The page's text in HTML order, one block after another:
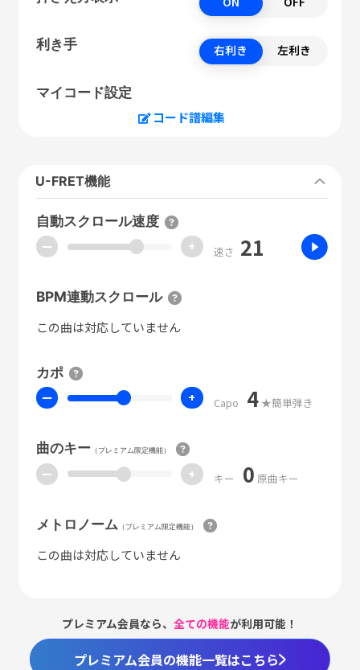
利き手 右利き 左利き
マイコード設定
コード譜編集
U-FRET機能
自動スクロール速度
ー + 速さ 21
BPM連動スクロール
この曲は対応していません
カポ
ー + Capo 4 ★簡単弾き
曲のキー（プレミアム限定機能）
ー + キー 0 原曲キー
メトロノーム （プレミアム限定機能）
この曲は対応していません
プレミアム会員なら、全ての機能が利用可能！
プレミアム会員の機能一覧はこちら